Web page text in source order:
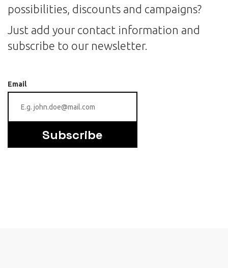
possibilities, discounts and campaigns?
Just add your contact information and
subscribe to our newsletter.
Email
Subscribe